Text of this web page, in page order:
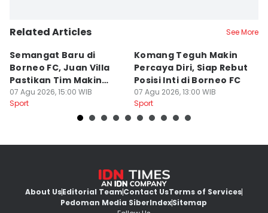
Related Articles See More
Semangat Baru di
Borneo FC, Juan Villa
Pastikan Tim Makin
Kompak
07 Agu 2026, 15:00 WIB
Sport
Komang Teguh Makin
Percaya Diri, Siap Rebut
Posisi Inti di Borneo FC
07 Agu 2026, 13:00 WIB
Sport
About UsEditorial TeamContact UsTerms of Services
Pedoman Media SiberIndexSitemap